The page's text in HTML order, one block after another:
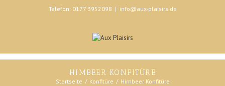
Telefon: 0177 3952098 | info@aux-plaisirs.de
HIMBEER KONFITÜRE
Startseite Konfitüre Himbeer Konfitüre